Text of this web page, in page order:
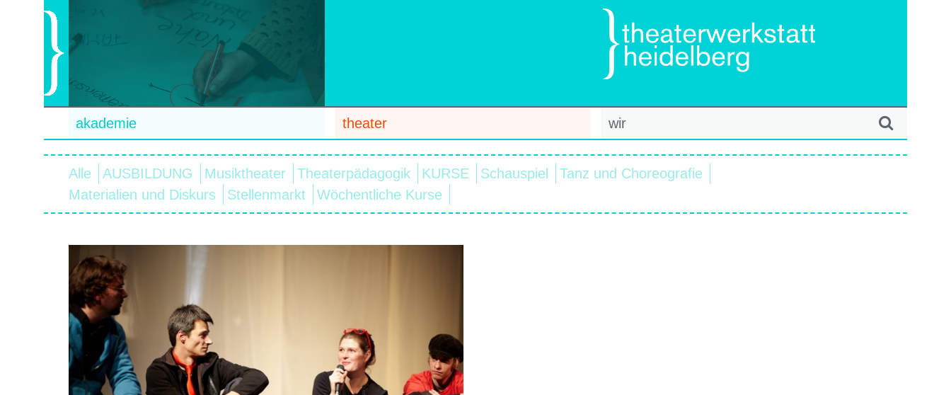
akademie theater wir
Alle AUSBILDUNG Musiktheater Theaterpädagogik KURSE Schauspiel
Tanz und Choreografie
Materialien und Diskurs
Stellenmarkt Wöchentliche Kurse